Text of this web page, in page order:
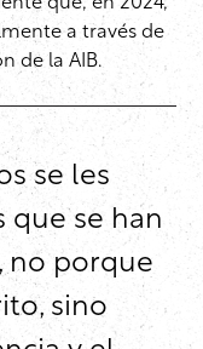
que, en 2024,
a través de
de la AIB.
se les
que se han
no porque
sino